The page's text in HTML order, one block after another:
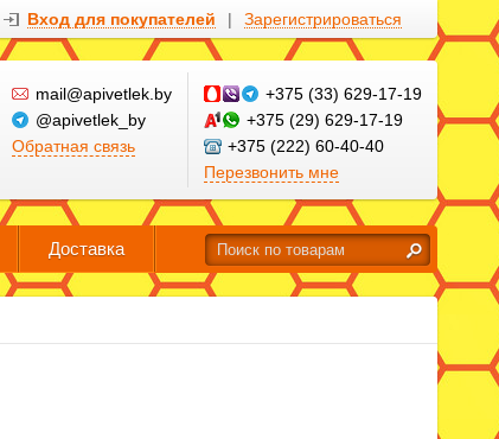
Вход для покупателей | Зарегистрироваться
mail@apivetlek.by
@apivetlek_by
Обратная связь
+375 (33) 629-17-19
+375 (29) 629-17-19
+375 (222) 60-40-40
Перезвонить мне
Доставка